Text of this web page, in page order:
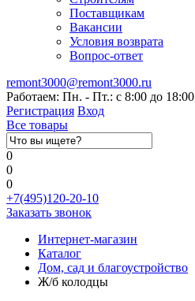
Поставщикам
Вакансии
Условия возврата
Вопрос-ответ
remont3000@remont3000.ru
Работаем: Пн. - Пт.: с 8:00 до 18:00
Регистрация Вход
Все товары
0
0
0
+7(495)120-20-10
Заказать звонок
Интернет-магазин
Каталог
Дом, сад и благоустройство
Ж/б колодцы